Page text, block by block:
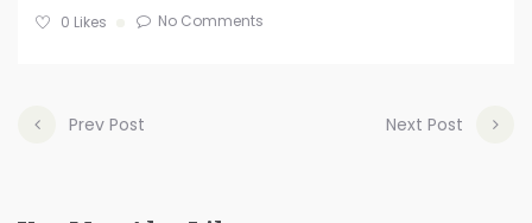
0 Likes No Comments
Prev Post Next Post